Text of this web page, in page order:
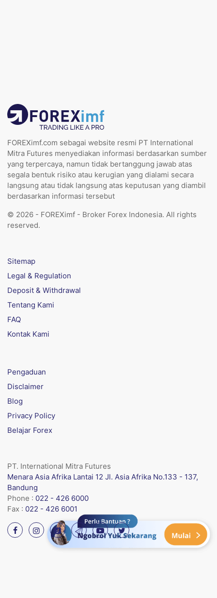
FOREXimf.com sebagai website resmi PT International
Mitra Futures menyediakan informasi berdasarkan sumber
yang terpercaya, namun tidak bertanggung jawab atas
segala bentuk risiko atau kerugian yang dialami secara
langsung atau tidak langsung atas keputusan yang diambil
berdasarkan informasi tersebut
© 2026 - FOREXimf - Broker Forex Indonesia. All rights
reserved.
Sitemap
Legal & Regulation
Deposit & Withdrawal
Tentang Kami
FAQ
Kontak Kami
Pengaduan
Disclaimer
Blog
Privacy Policy
Belajar Forex
PT. International Mitra Futures
Menara Asia Afrika Lantai 12 Jl. Asia Afrika No.133 - 137,
Bandung
Phone : 022 - 426 6000
Fax : 022 - 426 6001